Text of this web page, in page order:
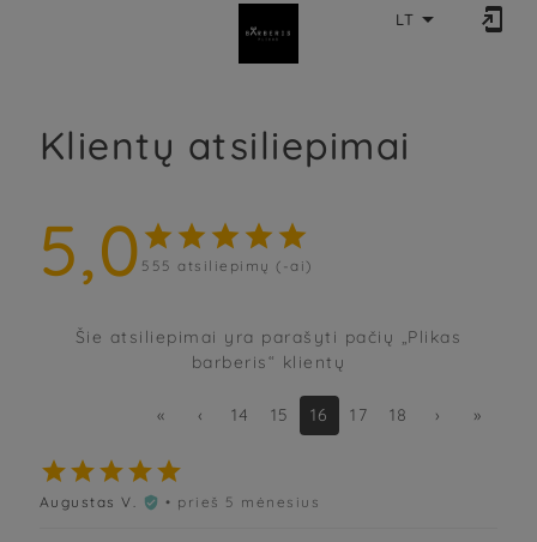
LT  
Klientų atsiliepimai
5,0     
555 atsiliepimų (-ai)
Šie atsiliepimai yra parašyti pačių „Plikas
barberis“ klientų
« ‹ 14 15 16 17 18 › »

Augustas V.  • prieš 5 mėnesius